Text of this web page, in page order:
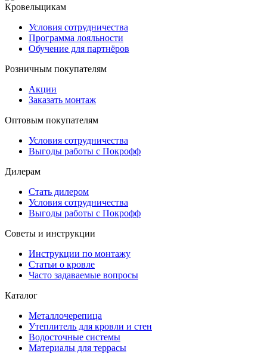
Кровельщикам
Условия сотрудничества
Программа лояльности
Обучение для партнёров
Розничным покупателям
Акции
Заказать монтаж
Оптовым покупателям
Условия сотрудничества
Выгоды работы с Покрофф
Дилерам
Стать дилером
Условия сотрудничества
Выгоды работы с Покрофф
Советы и инструкции
Инструкции по монтажу
Статьи о кровле
Часто задаваемые вопросы
Каталог
Металлочерепица
Утеплитель для кровли и стен
Водосточные системы
Материалы для террасы